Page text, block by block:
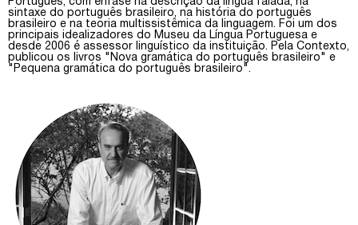
sintaxe do português brasileiro, na história do português
brasileiro e na teoria multissistêmica da linguagem. Foi um dos
principais idealizadores do Museu da Língua Portuguesa e
desde 2006 é assessor linguístico da instituição. Pela Contexto,
publicou os livros "Nova gramática do português brasileiro" e
"Pequena gramática do português brasileiro".